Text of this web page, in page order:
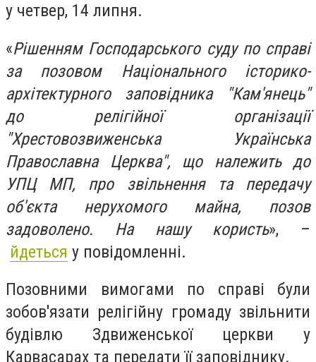
у четвер, 14 липня.
«Рішенням Господарського суду по справі
за позовом Національного історико-
архітектурного заповідника "Кам'янець"
до релігійної організації
"Хрестовозвиженська Українська
Православна Церква", що належить до
УПЦ МП, про звільнення та передачу
об'єкта нерухомого майна, позов
задоволено. На нашу користь», –
йдеться у повідомленні.
Позовними вимогами по справі були
зобов'язати релігійну громаду звільнити
будівлю Здвиженської церкви у
Карвасарах та передати її заповіднику.